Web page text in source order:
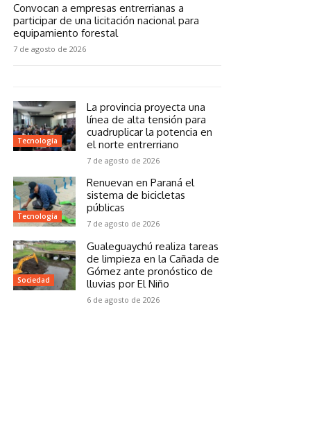
Convocan a empresas entrerrianas a
participar de una licitación nacional para
equipamiento forestal
7 de agosto de 2026
Tecnología
La provincia proyecta una
línea de alta tensión para
cuadruplicar la potencia en
el norte entrerriano
7 de agosto de 2026
Tecnología
Renuevan en Paraná el
sistema de bicicletas
públicas
7 de agosto de 2026
Sociedad
Gualeguaychú realiza tareas
de limpieza en la Cañada de
Gómez ante pronóstico de
lluvias por El Niño
6 de agosto de 2026